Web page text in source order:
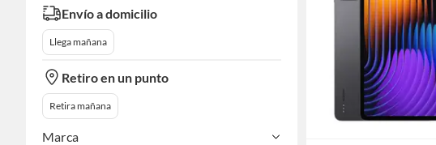
Envío a domicilio
Llega mañana
Retiro en un punto
Retira mañana
Marca